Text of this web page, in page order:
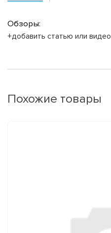
Обзоры:
+добавить статью или видео
Похожие товары